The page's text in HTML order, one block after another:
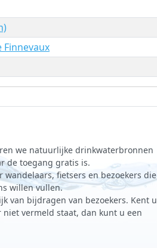
Finnevaux
we natuurlijke drinkwaterbronnen
de toegang gratis is.
wandelaars, fietsers en bezoekers die
willen vullen.
van bijdragen van bezoekers. Kent u
vermeld staat, dan kunt u een